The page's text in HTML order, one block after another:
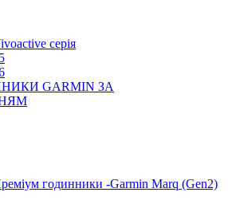
серія
GARMIN ЗА
годинники -Garmin Marq (Gen2)